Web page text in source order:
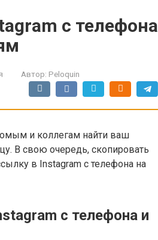
с телефона
Автор: Peloquin
и коллегам найти ваш
В свою очередь, скопировать
в Instagram с телефона на
с телефона и